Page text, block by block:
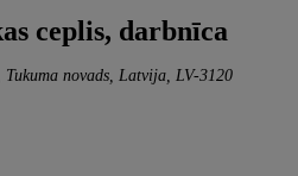
ceplis, darbnīca
Tukuma novads, Latvija, LV-3120